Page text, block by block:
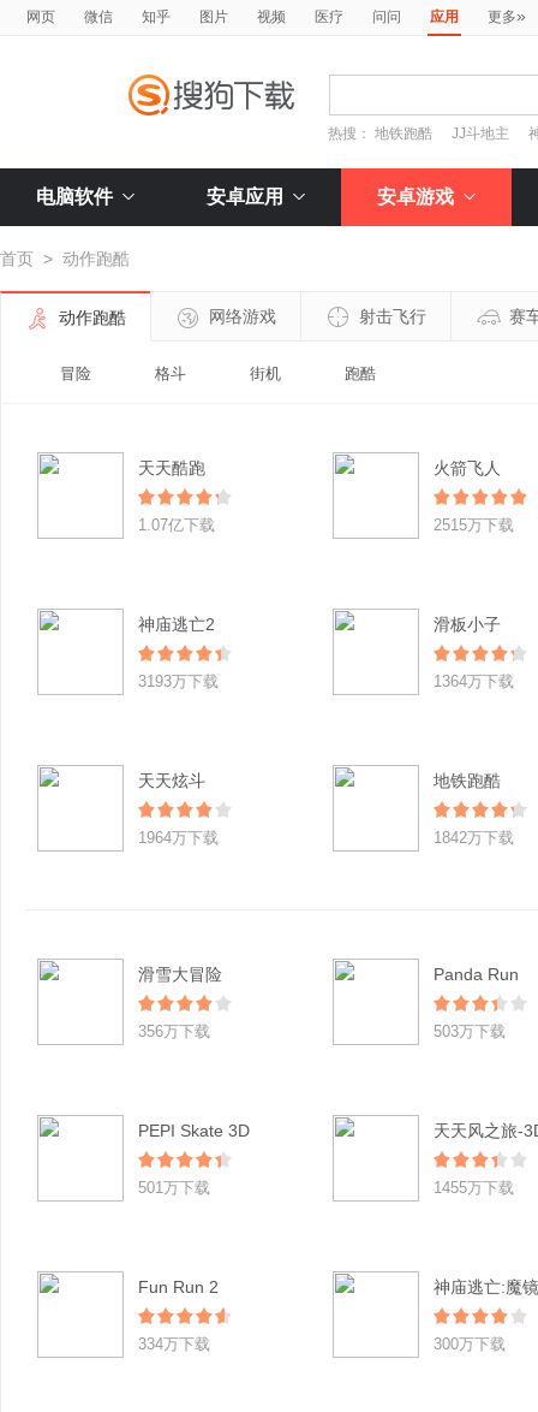
网页 微信 知乎 图片 视频 医疗 问问 应用 更多»
热搜：地铁跑酷 JJ斗地主
电脑软件 安卓应用 安卓游戏
首页 > 动作跑酷
动作跑酷 网络游戏 射击飞行 赛
冒险 格斗 街机 跑酷
天天酷跑
1.07亿下载
火箭飞人
2515万下载
神庙逃亡2
3193万下载
滑板小子
1364万下载
天天炫斗
1964万下载
地铁跑酷
1842万下载
滑雪大冒险
356万下载
Panda Run
503万下载
PEPI Skate 3D
501万下载 1455万下载
Fun Run 2
334万下载
神庙逃亡:魔
300万下载